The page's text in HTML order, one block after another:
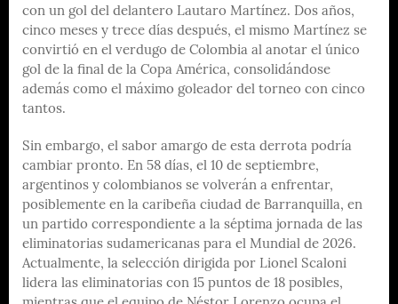
con un gol del delantero Lautaro Martínez. Dos años,
cinco meses y trece días después, el mismo Martínez se
convirtió en el verdugo de Colombia al anotar el único
gol de la final de la Copa América, consolidándose
además como el máximo goleador del torneo con cinco
tantos.
Sin embargo, el sabor amargo de esta derrota podría
cambiar pronto. En 58 días, el 10 de septiembre,
argentinos y colombianos se volverán a enfrentar,
posiblemente en la caribeña ciudad de Barranquilla, en
un partido correspondiente a la séptima jornada de las
eliminatorias sudamericanas para el Mundial de 2026.
Actualmente, la selección dirigida por Lionel Scaloni
lidera las eliminatorias con 15 puntos de 18 posibles,